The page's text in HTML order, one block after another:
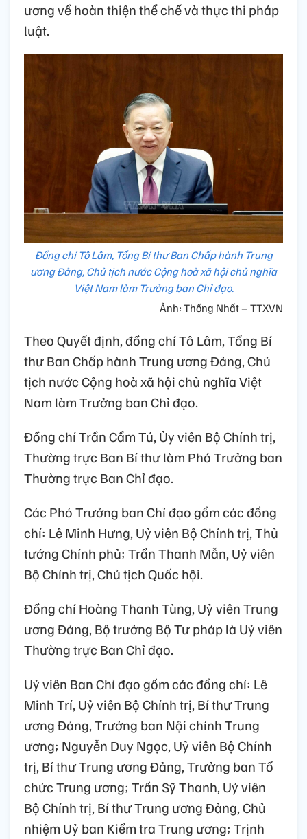
ương về hoàn thiện thể chế và thực thi pháp
luật.
Đồng chí Tô Lâm, Tổng Bí thư Ban Chấp hành Trung
ương Đảng, Chủ tịch nước Cộng hoà xã hội chủ nghĩa
Việt Nam làm Trưởng ban Chỉ đạo.
Ảnh: Thống Nhất – TTXVN
Theo Quyết định, đồng chí Tô Lâm, Tổng Bí
thư Ban Chấp hành Trung ương Đảng, Chủ
tịch nước Cộng hoà xã hội chủ nghĩa Việt
Nam làm Trưởng ban Chỉ đạo.
Đồng chí Trần Cẩm Tú, Ủy viên Bộ Chính trị,
Thường trực Ban Bí thư làm Phó Trưởng ban
Thường trực Ban Chỉ đạo.
Các Phó Trưởng ban Chỉ đạo gồm các đồng
chí: Lê Minh Hưng, Uỷ viên Bộ Chính trị, Thủ
tướng Chính phủ; Trần Thanh Mẫn, Uỷ viên
Bộ Chính trị, Chủ tịch Quốc hội.
Đồng chí Hoàng Thanh Tùng, Uỷ viên Trung
ương Đảng, Bộ trưởng Bộ Tư pháp là Uỷ viên
Thường trực Ban Chỉ đạo.
Uỷ viên Ban Chỉ đạo gồm các đồng chí: Lê
Minh Trí, Uỷ viên Bộ Chính trị, Bí thư Trung
ương Đảng, Trưởng ban Nội chính Trung
ương; Nguyễn Duy Ngọc, Uỷ viên Bộ Chính
trị, Bí thư Trung ương Đảng, Trưởng ban Tổ
chức Trung ương; Trần Sỹ Thanh, Uỷ viên
Bộ Chính trị, Bí thư Trung ương Đảng, Chủ
nhiệm Uỷ ban Kiềm tra Trung ương; Trịnh